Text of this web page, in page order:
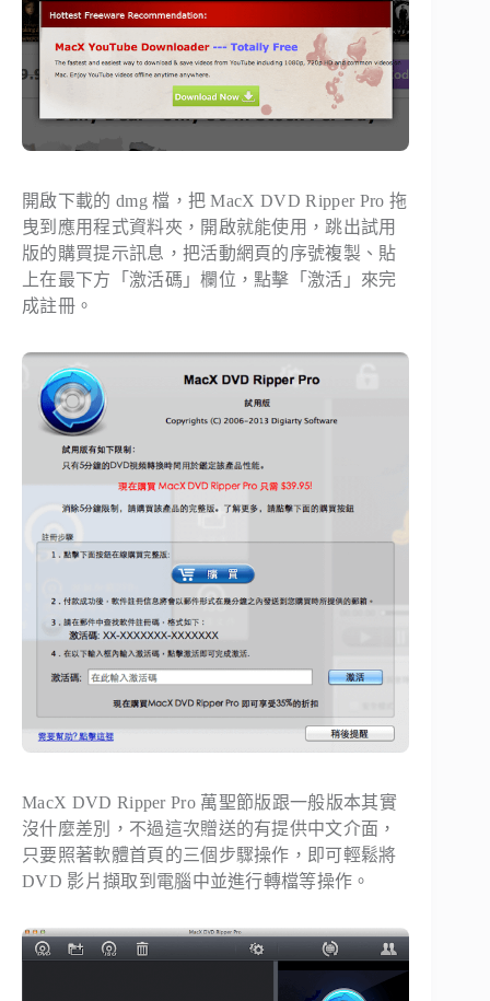
開啟下載的 dmg 檔，把 MacX DVD Ripper Pro 拖
曳到應用程式資料夾，開啟就能使用，跳出試用
版的購買提示訊息，把活動網頁的序號複製、貼
上在最下方「激活碼」欄位，點擊「激活」來完
成註冊。
MacX DVD Ripper Pro 萬聖節版跟一般版本其實
沒什麼差別，不過這次贈送的有提供中文介面，
只要照著軟體首頁的三個步驟操作，即可輕鬆將
DVD 影片擷取到電腦中並進行轉檔等操作。